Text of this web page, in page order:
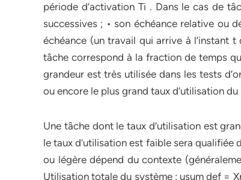
période d’activation Ti . Dans le cas de
successives ; • son échéance relative ou
échéance (un travail qui arrive à l’instant t
tâche correspond à la fraction de temps
grandeur est très utilisée dans les tests
ou encore le plus grand taux d’utilisation du
Une tâche dont le taux d’utilisation est
le taux d’utilisation est faible sera
ou légère dépend du contexte
Utilisation totale du système : usum def =